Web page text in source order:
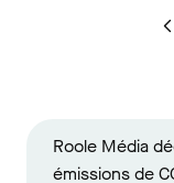
Roole Média
émissions de